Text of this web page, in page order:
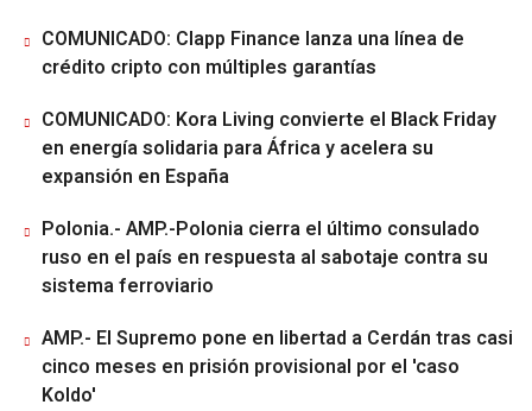
COMUNICADO: Clapp Finance lanza una línea de
crédito cripto con múltiples garantías
COMUNICADO: Kora Living convierte el Black Friday
en energía solidaria para África y acelera su
expansión en España
Polonia.- AMP.-Polonia cierra el último consulado
ruso en el país en respuesta al sabotaje contra su
sistema ferroviario
AMP.- El Supremo pone en libertad a Cerdán tras casi
cinco meses en prisión provisional por el 'caso
Koldo'